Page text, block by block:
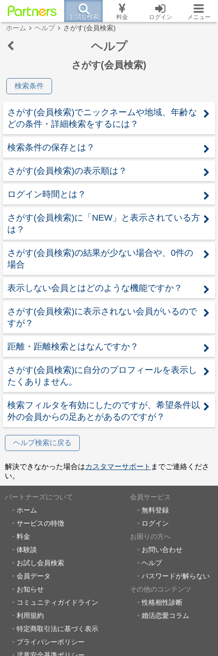
お試し検索 料金 ログイン メニュー
ホーム ヘルプ さがす(会員検索)
ヘルプ
さがす(会員検索)
検索条件
さがす(会員検索)でニックネームや地域、年齢な
どの条件・詳細検索をするには？
検索条件の保存とは？
さがす(会員検索)の表示順は？
ログイン時間とは？
さがす(会員検索)に「NEW」と表示されている方
は？
さがす(会員検索)の結果が少ない場合や、0件の
場合
表示しない会員とはどのような機能ですか？
さがす(会員検索)に表示されない会員がいるので
すが？
距離・距離検索とはなんですか？
さがす(会員検索)に自分のプロフィールを表示し
たくありません。
検索フィルタを有効にしたのですが、希望条件以
外の会員からの足あとがあるのですが？
ヘルプ検索に戻る
解決できなかった場合はカスタマーサポート までご連絡くださ
い。
パートナーズについて
ホーム
サービスの特徴
料金
体験談
お試し会員検索
会員データ
お知らせ
コミュニティガイドライン
利用規約
特定商取引法に基づく表示
プライバシーポリシー
会員サービス
無料登録
ログイン
お困りの方へ
お問い合わせ
ヘルプ
パスワードが解らない
その他のコンテンツ
性格相性診断
婚活恋愛コラム